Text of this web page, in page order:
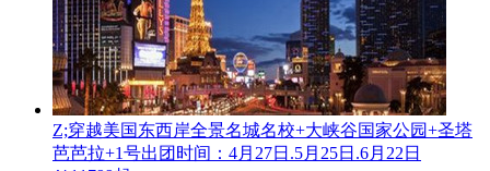
Z;穿越美国东西岸全景名城名校+大峡谷国家公园+圣塔
芭芭拉+1号出团时间：4月27日.5月25日.6月22日